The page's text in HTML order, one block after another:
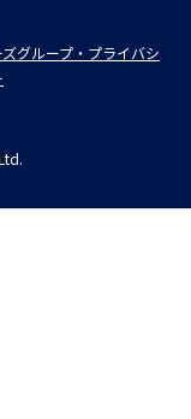
ズグループ・プライバシ